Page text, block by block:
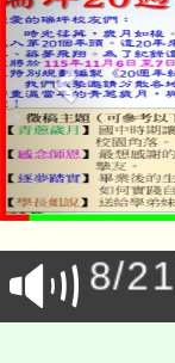
「
場
8/
徵